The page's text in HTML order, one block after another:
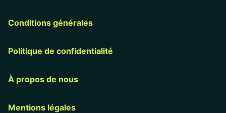
Conditions générales
Politique de confidentialité
À propos de nous
Mentions légales